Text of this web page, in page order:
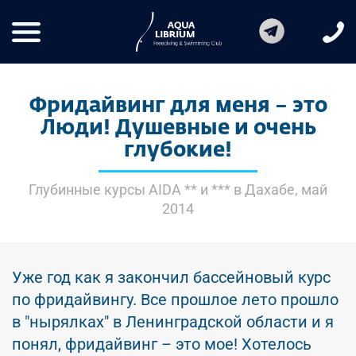
Фридайвинг для меня – это
Люди! Душевные и очень
глубокие!
Глубинные курсы AIDA ** и *** в Дахабе, май
2014
Уже год как я закончил бассейновый курс
по фридайвингу. Все прошлое лето прошло
в "нырялках" в Ленинградской области и я
понял, фридайвинг – это мое! Хотелось